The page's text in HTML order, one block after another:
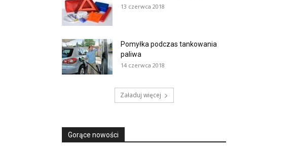
13 czerwca 2018
Pomyłka podczas tankowania
paliwa
14 czerwca 2018
Załaduj więcej
Gorące nowości